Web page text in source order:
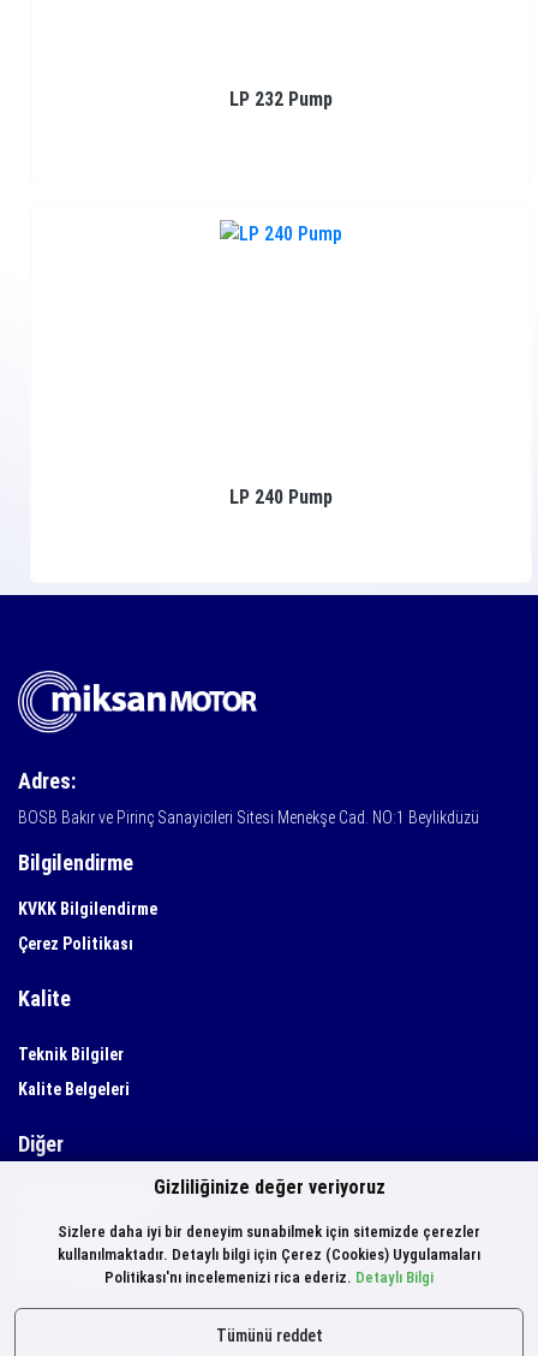
LP 232 Pump
LP 240 Pump
Adres:
BOSB Bakır ve Pirinç Sanayicileri Sitesi Menekşe Cad. NO:1 Beylikdüzü
Bilgilendirme
KVKK Bilgilendirme
Çerez Politikası
Kalite
Teknik Bilgiler
Kalite Belgeleri
Diğer
Teknik Dökümanlar
Motor Hacimleri
Üretim Belgeleri
Gizliliğinize değer veriyoruz
Sizlere daha iyi bir deneyim sunabilmek için sitemizde çerezler
kullanılmaktadır. Detaylı bilgi için Çerez (Cookies) Uygulamaları
Politikası'nı incelemenizi rica ederiz. Detaylı Bilgi
Tümünü reddet